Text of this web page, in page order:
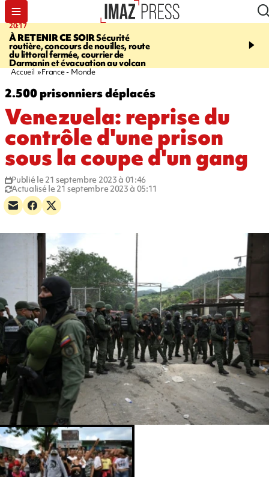
20:17
À RETENIR CE SOIRSécurité
routière, concours de nouilles, route
du littoral fermée, courrier de
Darmanin et évacuation au volcan
08:26
rencontre d'un géant
Accueil France - Monde
2.500 prisonniers déplacés
Venezuela: reprise du
contrôle d'une prison
sous la coupe d'un gang
Publié le 21 septembre 2023 à 01:46
Actualisé le 21 septembre 2023 à 05:11